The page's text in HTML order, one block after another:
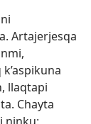
Artajerjesqa
llaqtapi
Chayta